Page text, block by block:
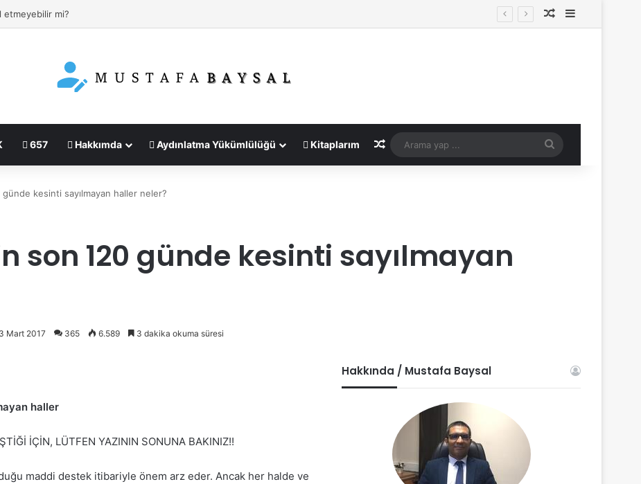
etmeyebilir mi? Rastgele Makale
Kenar
657 Hakkımda Aydınlatma Yükümlülüğü Kitaplarım Rastgele Makale
Arama
yap
günde kesinti sayılmayan haller neler?
son 120 günde kesinti sayılmayan
Mart 2017 365 6.589 3 dakika okuma süresi
haller
İÇİN, LÜTFEN YAZININ SONUNA BAKINIZ!!
maddi destek itibariyle önem arz eder. Ancak her halde ve
Hakkında / Mustafa Baysal